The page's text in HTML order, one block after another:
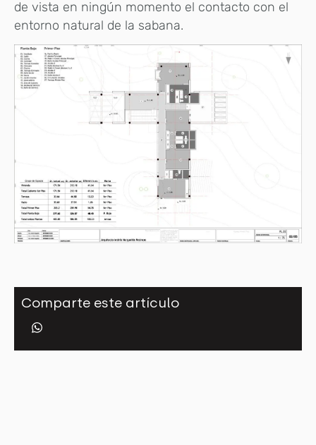
de vista en ningún momento el contacto con el
entorno natural de la sabana.
Comparte este artículo